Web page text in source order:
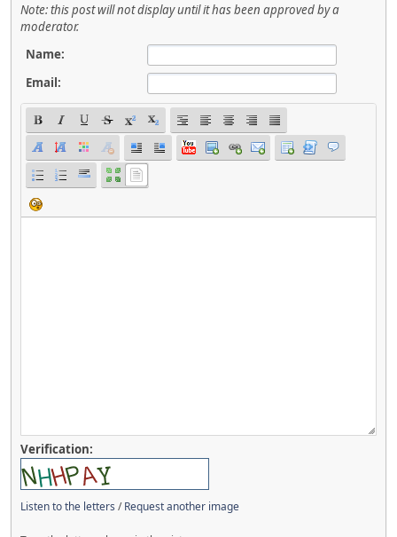
Note: this post will not display until it has been approved by a
moderator.
Name:
Email:
Verification:
Listen to the letters /Request another image